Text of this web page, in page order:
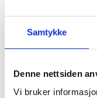
Samtykke
Denne nettsiden
Vi bruker
Sommer
sommer